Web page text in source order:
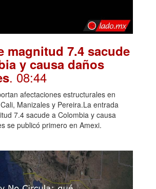
magnitud 7.4 sacude
y causa daños
. 08:44
afectaciones estructurales en
Manizales y Pereira.La entrada
7.4 sacude a Colombia y causa
se publicó primero en Amexi.